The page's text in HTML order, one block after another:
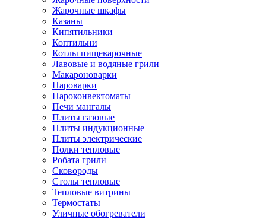
Жарочные шкафы
Казаны
Кипятильники
Коптильни
Котлы пищеварочные
Лавовые и водяные грили
Макароноварки
Пароварки
Пароконвектоматы
Печи мангалы
Плиты газовые
Плиты индукционные
Плиты электрические
Полки тепловые
Робата грили
Сковороды
Столы тепловые
Тепловые витрины
Термостаты
Уличные обогреватели